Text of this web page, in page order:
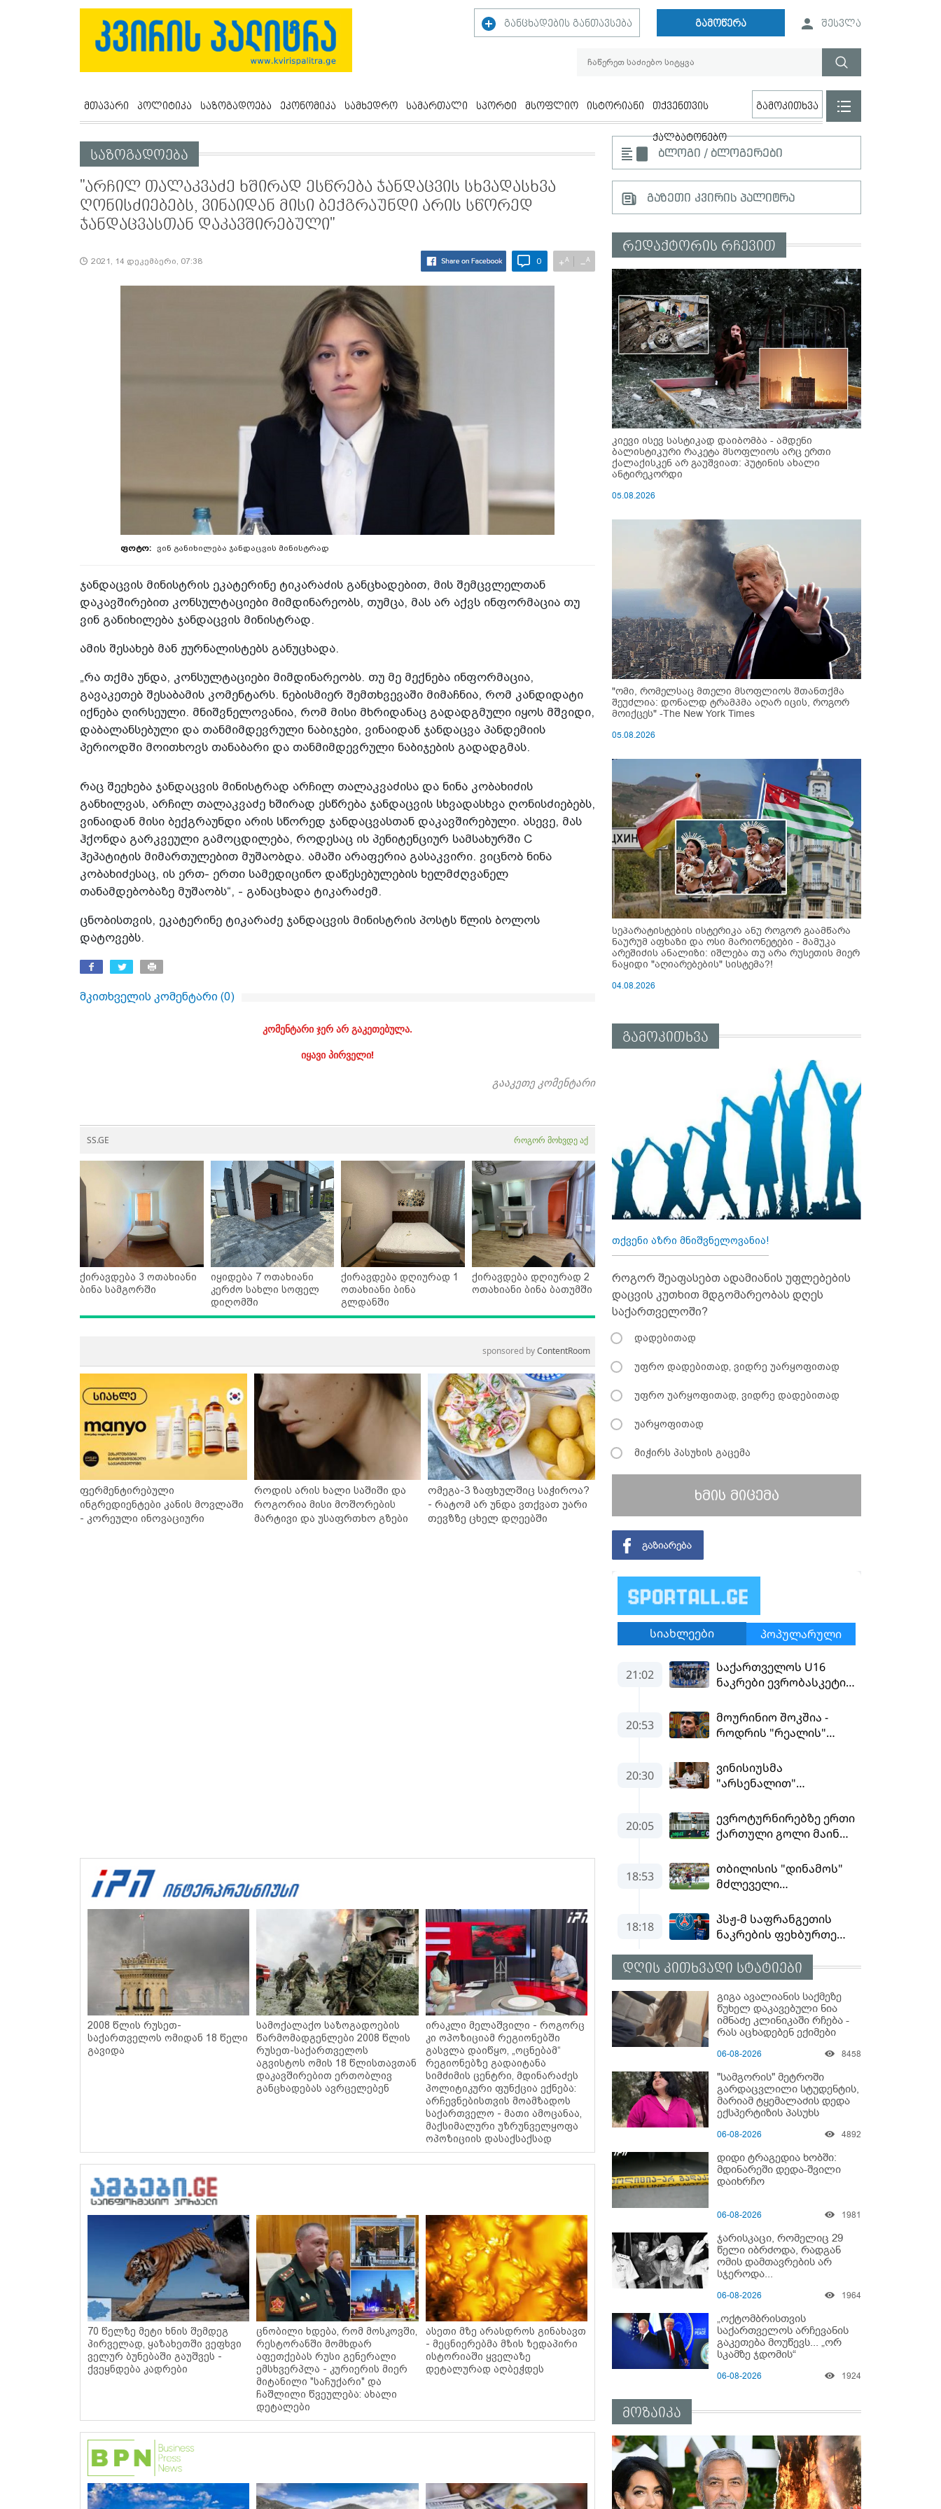
განცხადების განთავსება გამოწერა შესვლა
მთავარი პოლიტიკა საზოგადოება ეკონომიკა სამხედრო სამართალი სპორტი მსოფლიო ისტორიანი თქვენთვის
ქალბატონებო
გამოკითხვა
საზოგადოება
"არჩილ თალაკვაძე ხშირად ესწრება ჯანდაცვის სხვადასხვა
ღონისძიებებს, ვინაიდან მისი ბექგრაუნდი არის სწორედ
ჯანდაცვასთან დაკავშირებული"
2021, 14 დეკემბერი, 07:38 0 +A −A
ვინ განიხილება ჯანდაცვის მინისტრად
ჯანდაცვის მინისტრის ეკატერინე ტიკარაძის განცხადებით, მის შემცვლელთან
დაკავშირებით კონსულტაციები მიმდინარეობს, თუმცა, მას არ აქვს ინფორმაცია თუ
ვინ განიხილება ჯანდაცვის მინისტრად.
ამის შესახებ მან ჟურნალისტებს განუცხადა.
„რა თქმა უნდა, კონსულტაციები მიმდინარეობს. თუ მე მექნება ინფორმაცია,
გავაკეთებ შესაბამის კომენტარს. ნებისმიერ შემთხვევაში მიმაჩნია, რომ კანდიდატი
იქნება ღირსეული. მნიშვნელოვანია, რომ მისი მხრიდანაც გადადგმული იყოს მშვიდი,
დაბალანსებული და თანმიმდევრული ნაბიჯები, ვინაიდან ჯანდაცვა პანდემიის
პერიოდში მოითხოვს თანაბარი და თანმიმდევრული ნაბიჯების გადადგმას.
რაც შეეხება ჯანდაცვის მინისტრად არჩილ თალაკვაძისა და ნინა კობახიძის
განხილვას, არჩილ თალაკვაძე ხშირად ესწრება ჯანდაცვის სხვადასხვა ღონისძიებებს,
ვინაიდან მისი ბექგრაუნდი არის სწორედ ჯანდაცვასთან დაკავშირებული. ასევე, მას
ჰქონდა გარკვეული გამოცდილება, როდესაც ის პენიტენციურ სამსახურში C
ჰეპატიტის მიმართულებით მუშაობდა. ამაში არაფერია გასაკვირი. ვიცნობ ნინა
კობახიძესაც, ის ერთ- ერთი სამედიცინო დაწესებულების ხელმძღვანელ
თანამდებობაზე მუშაობს“, - განაცხადა ტიკარაძემ.
ცნობისთვის, ეკატერინე ტიკარაძე ჯანდაცვის მინისტრის პოსტს წლის ბოლოს
დატოვებს.
მკითხველის კომენტარი (0)
კომენტარი ჯერ არ გაკეთებულა.
იყავი პირველი!
გააკეთე კომენტარი
SS.GE როგორ მოხვდე აქ
ქირავდება 3 ოთახიანი
ბინა სამგორში
იყიდება 7 ოთახიანი
კერძო სახლი სოფელ
დიღომში
ქირავდება დღიურად 1
ოთახიანი ბინა
გლდანში
ქირავდება დღიურად 2
ოთახიანი ბინა ბათუმში
sponsored byContentRoom
ფერმენტირებული
ინგრედიენტები კანის მოვლაში
- კორეული ინოვაციური
როდის არის ხალი საშიში და
როგორია მისი მოშორების
მარტივი და უსაფრთხო გზები
ომეგა-3 ზაფხულშიც საჭიროა?
- რატომ არ უნდა ვთქვათ უარი
თევზზე ცხელ დღეებში
2008 წლის რუსეთ-
საქართველოს ომიდან 18 წელი
გავიდა
სამოქალაქო საზოგადოების
წარმომადგენლები 2008 წლის
რუსეთ-საქართველოს
აგვისტოს ომის 18 წლისთავთან
დაკავშირებით ერთობლივ
განცხადებას ავრცელებენ
ირაკლი მელაშვილი - როგორც
კი ოპოზიციამ რეგიონებში
გასვლა დაიწყო, „ოცნებამ“
რეგიონებზე გადაიტანა
სიმძიმის ცენტრი, მდინარაძეს
პოლიტიკური ფუნქცია ექნება:
არჩევნებისთვის მოამზადოს
საქართველო - მათი ამოცანაა,
მაქსიმალური უზრუნველყოფა
ოპოზიციის დასაქსაქსად
70 წელზე მეტი ხნის შემდეგ
პირველად, ყაზახეთში ვეფხვი
ველურ ბუნებაში გაუშვეს -
ქვეყნდება კადრები
ცნობილი ხდება, რომ მოსკოვში,
რესტორანში მომხდარ
აფეთქებას რუსი გენერალი
ემსხვერპლა - კურიერის მიერ
მიტანილი "საჩუქარი" და
ჩაშლილი წვეულება: ახალი
დეტალები
ასეთი მზე არასდროს გინახავთ
- მეცნიერებმა მზის ზედაპირი
ისტორიაში ყველაზე
დეტალურად აღბეჭდეს
ბლოგი / ბლოგერები
გაზეთი კვირის პალიტრა
რედაქტორის რჩევით
კიევი ისევ სასტიკად დაიბომბა - ამდენი
ბალისტიკური რაკეტა მსოფლიოს არც ერთი
ქალაქისკენ არ გაუშვიათ: პუტინის ახალი
ანტირეკორდი
05.08.2026
"ომი, რომელსაც მთელი მსოფლიოს შთანთქმა
შეუძლია: დონალდ ტრამპმა აღარ იცის, როგორ
მოიქცეს" -The New York Times
05.08.2026
სეპარატისტების ისტერიკა ანუ როგორ გაამწარა
ნაურუმ აფხაზი და ოსი მარიონეტები - მამუკა
არეშიძის ანალიზი: იშლება თუ არა რუსეთის მიერ
ნაყიდი "აღიარებების" სისტემა?!
04.08.2026
გამოკითხვა
თქვენი აზრი მნიშვნელოვანია!
როგორ შეაფასებთ ადამიანის უფლებების
დაცვის კუთხით მდგომარეობას დღეს
საქართველოში?
დადებითად
უფრო დადებითად, ვიდრე უარყოფითად
უფრო უარყოფითად, ვიდრე დადებითად
უარყოფითად
მიჭირს პასუხის გაცემა
ხმის მიცემა
დღის კითხვადი სტატიები
გიგა ავალიანის საქმეზე
წუხელ დაკავებული ნია
იმნაძე კლინიკაში რჩება -
რას აცხადებენ ექიმები
06-08-2026 8458
"სამგორის" მეტროში
გარდაცვლილი სტუდენტის,
მარიამ ტყემალაძის დედა
ექსპერტიზის პასუხს
გოგონას გარდაცვალების
06-08-2026 4892
დიდი ტრაგედია ხობში:
მდინარეში დედა-შვილი
დაიხრჩო
06-08-2026 1981
ჯარისკაცი, რომელიც 29
წელი იბრძოდა, რადგან
ომის დამთავრების არ
სჯეროდა...
06-08-2026 1964
„ოქტომბრისთვის
საქართველოს არჩევანის
გაკეთება მოუწევს... „ორ
სკამზე ჯდომის“
დასრულდეს“ - მირიან
06-08-2026 1924
მოზაიკა